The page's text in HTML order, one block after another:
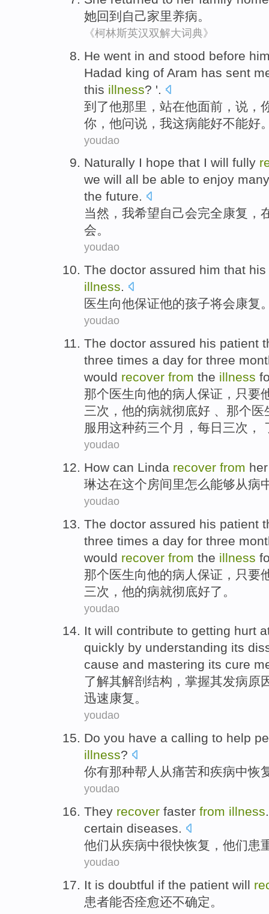
她回到 自己家里养病。
《柯林斯英汉双解大词典》
He went in and stood before
Hadad king of Aram has sent
this illness? '.
到了他那里， 站在他面前 ， 说 ，
你，他问说， 我这病能好不能好
youdao
Naturally I hope that I will fully
we will all be able to enjoy many
the future.
当然 ， 我希望 自己会完全康复 ，
会。
youdao
The doctor assured him that his
illness.
医生向他保证他的孩子将会康复
youdao
The doctor assured his patient
three times a day for three
would recover from the illness
那个医生向他的病人 保证， 只要
三次 ，他的病就彻底好 、那个医
服用这种药三个月， 每日 三次，
youdao
How can Linda recover from
琳达在这个房间里怎么能够从病
youdao
The doctor assured his patient
three times a day for three
would recover from the illness
那个医生向他的病人 保证， 只要
三次 ，他的病就彻底好了 。
youdao
It will contribute to getting hurt
quickly by understanding its
cause and mastering its cure
了解其解剖 结构 ， 掌握其发病原
迅速康复。
youdao
Do you have a calling to help
illness?
你有那种帮人 从痛苦和疾病中恢
youdao
They recover faster from illness
certain diseases.
他们 从疾病中很快恢复 ，他们患
youdao
It is doubtful if the patient will
患者能否痊愈还不确定。